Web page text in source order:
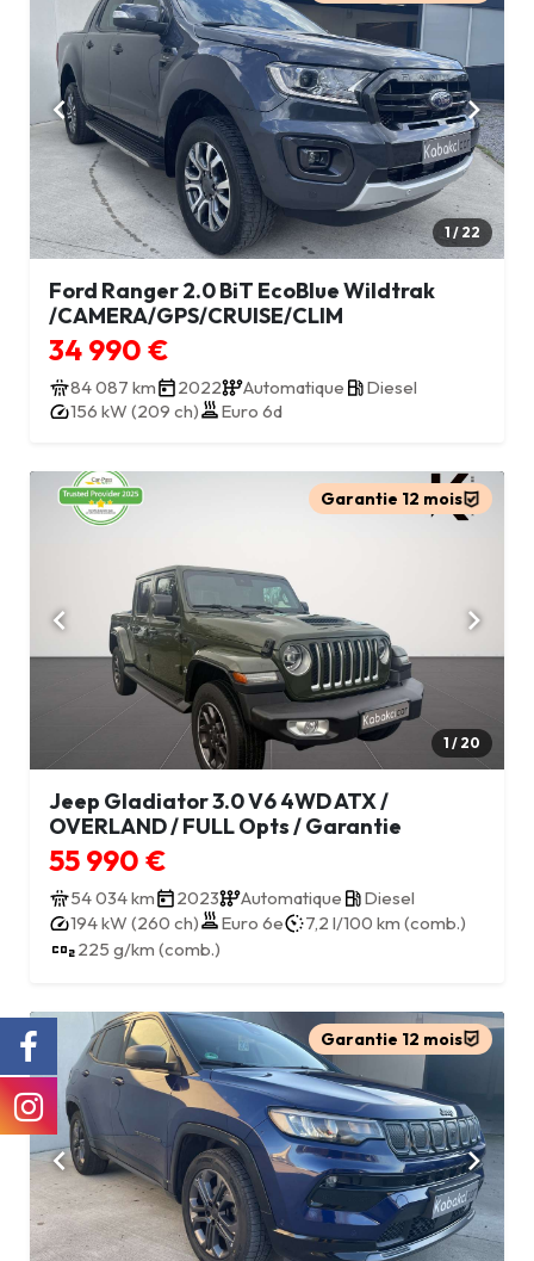
1 / 22
Ford Ranger 2.0 BiT EcoBlue Wildtrak
/CAMERA/GPS/CRUISE/CLIM
34 990 €
84 087 km 2022 Automatique
Diesel
156 kW (209 ch)
Euro 6d
Garantie 12 mois
1 / 20
Jeep Gladiator 3.0 V6 4WD ATX /
OVERLAND / FULL Opts / Garantie
55 990 €
54 034 km 2023 Automatique
Diesel
194 kW (260 ch)
Euro 6e
7,2 l/100 km (comb.)
225 g/km (comb.)
Garantie 12 mois